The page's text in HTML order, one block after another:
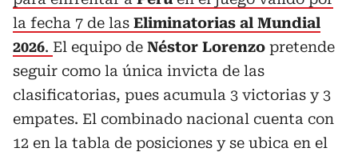
la fecha 7 de las Eliminatorias al Mundial
2026. El equipo de Néstor Lorenzo pretende
seguir como la única invicta de las
clasificatorias, pues acumula 3 victorias y 3
empates. El combinado nacional cuenta con
12 en la tabla de posiciones y se ubica en el